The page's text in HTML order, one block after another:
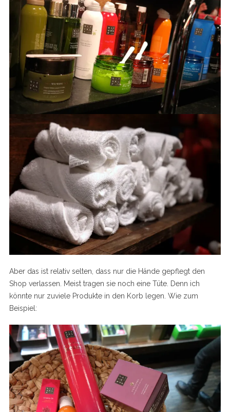
Aber das ist relativ selten, dass nur die Hände gepflegt den
Shop verlassen. Meist tragen sie noch eine Tüte. Denn ich
könnte nur zuviele Produkte in den Korb legen. Wie zum
Beispiel: